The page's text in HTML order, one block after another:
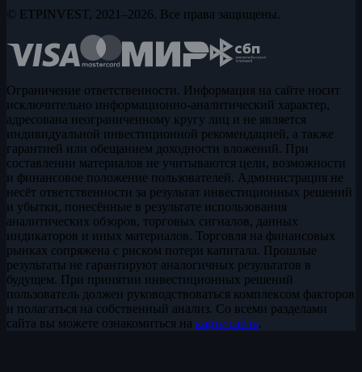
© ETPINVEST, 2021–2026. Все права защищены.
Ограничение ответственности. Информация на сайте носит
исключительно информационно-аналитический характер,
адресована неограниченному кругу лиц и не является
индивидуальной инвестиционной рекомендацией, а также
гарантией или обещанием доходности вложений. При
составлении материалов не учитываются цели, возможности
и финансовое положение пользователей. Администрация не
несёт ответственности за результат инвестиционных решений
и убытки, понесённые в результате использования
аналитических обзоров, торговых сигналов, данных
индикаторов и иных материалов. Торговля на финансовых
рынках сопряжена с риском потери капитала. Прошлые
результаты не гарантируют аналогичных результатов в
будущем. При принятии инвестиционных решений
пользователь должен руководствоваться комплексом факторов
и полагаться на собственный анализ. Со всеми разделами
сайта вы можете ознакомиться на карте сайта.